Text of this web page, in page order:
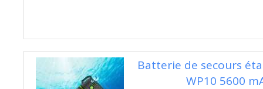
Batterie de secours
WP10 5600